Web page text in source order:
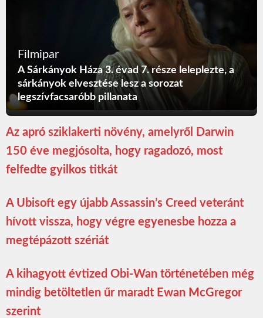
Filmipar
A Sárkányok Háza 3. évad 7. része leleplezte, a
sárkányok elvesztése lesz a sorozat
legszívfacsaróbb pillanata
Az apró sziklakerti növény, amelyről Darwin
150 éve megjósolta, hogy ragadozó, most
felfedte gyilkos titkát
A Ubisoft egy újabb Assassin’s Creed veteránt
hívott vissza, hogy végre egyenesbe hozza a
megtépázott szériát
A kihagyott évtized Obi-Wan történetében még
mindig betöltetlen űr maradt Ewan McGregor
szerint